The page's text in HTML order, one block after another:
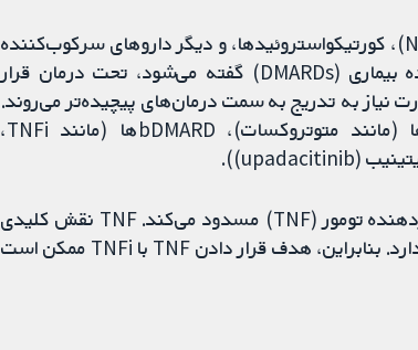
آرتریت پسوریاتیک با فیزیوتراپی، داروهای ضدالتهابی (NSAIDs)، کورتیکواستروئیدها، و دیگر داروهای سرکوب‌کننده
سیستم ایمنی، که به آن‌ها داروهای ضدالتهابی تعدیل‌کننده بیماری (DMARDs) گفته می‌شود، تحت درمان قرار
نیاز به تدریج به سمت درمان‌های پیچیده‌تر می‌روند.
DMARDها به سه دسته تقسیم می‌شوند: csDMARDها (مانند متوتروکسات)، bDMARDها (مانند TNFi،
TNFi به‌طور انتخابی نوعی پروتئین بدن را به نام فاکتور نکروزدهنده تومور (TNF) مسدود می‌کند. TNF نقش کلیدی
در التهاب طولانی‌مدت مفاصل و پوست در آرتریت پسوریاتیک دارد. بنابراین، هدف قرار دادن TNF با TNFi ممکن است